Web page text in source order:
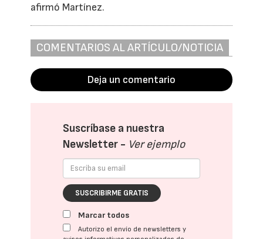
afirmó Martínez.
COMENTARIOS AL ARTÍCULO/NOTICIA
Deja un comentario
Suscríbase a nuestra
Newsletter - Ver ejemplo
SUSCRIBIRME GRATIS
Marcar todos
Autorizo el envío de newsletters y